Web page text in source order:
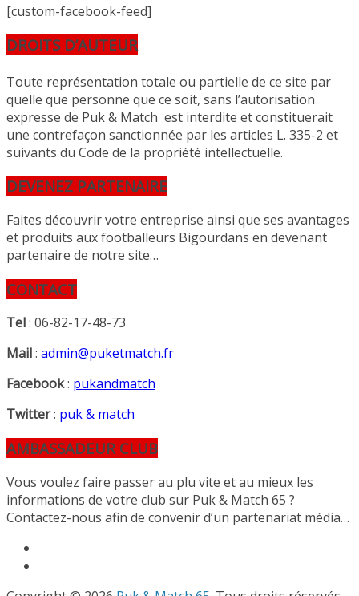
[custom-facebook-feed]
DROITS D’AUTEUR
Toute représentation totale ou partielle de ce site par
quelle que personne que ce soit, sans l’autorisation
expresse de Puk & Match est interdite et constituerait
une contrefaçon sanctionnée par les articles L. 335-2 et
suivants du Code de la propriété intellectuelle.
DEVENEZ PARTENAIRE
Faites découvrir votre entreprise ainsi que ses avantages
et produits aux footballeurs Bigourdans en devenant
partenaire de notre site…
CONTACT
Tel: 06-82-17-48-73
Mail: admin@puketmatch.fr
Facebook: pukandmatch
Twitter: puk & match
AMBASSADEUR CLUB
Vous voulez faire passer au plu vite et au mieux les
informations de votre club sur Puk & Match 65 ?
Contactez-nous afin de convenir d’un partenariat média…